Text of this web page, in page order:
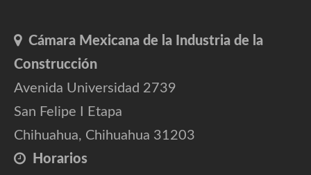
Cámara Mexicana de la Industria de la
Construcción
Avenida Universidad 2739
San Felipe I Etapa
Chihuahua, Chihuahua 31203
Horarios